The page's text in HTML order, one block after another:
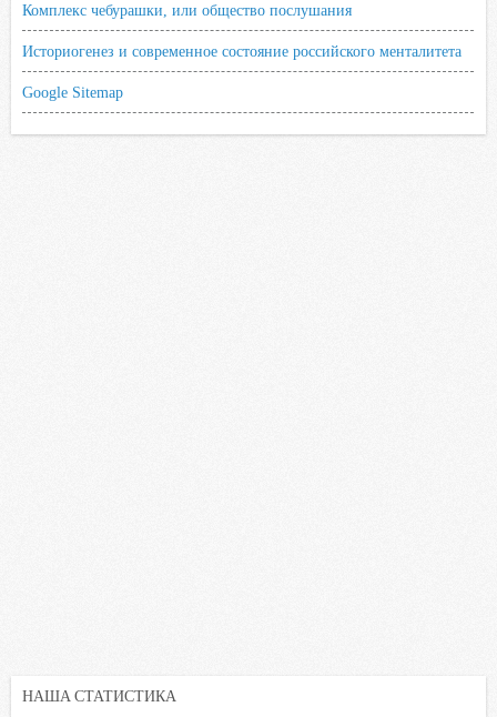
Комплекс чебурашки, или общество послушания
Историогенез и современное состояние российского менталитета
Google Sitemap
НАША СТАТИСТИКА